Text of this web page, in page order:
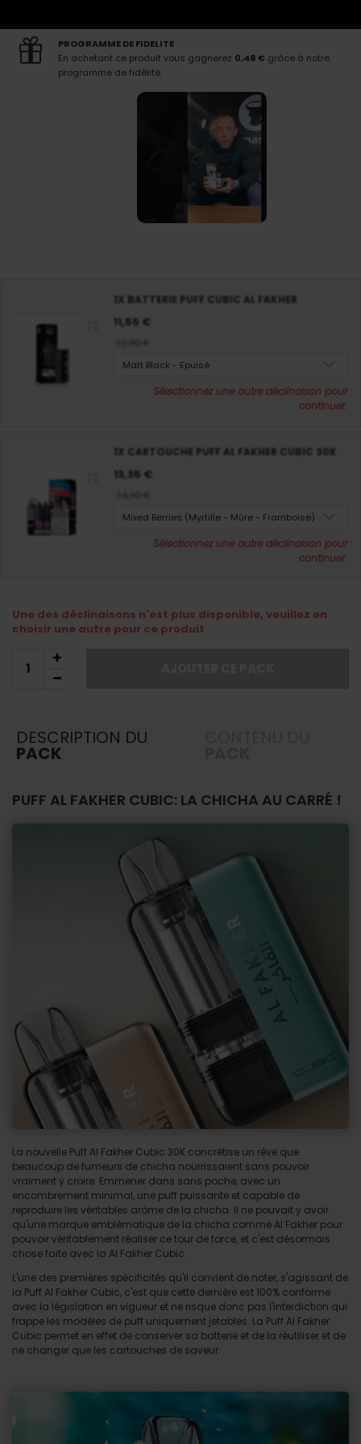
PROGRAMME DE FIDELITE
En achetant ce produit vous gagnerez 0,48 € grâce à notre
programme de fidélité.
1X BATTERIE PUFF CUBIC AL FAKHER
11,55 €
12,90 €
Matt Black - Epuisé
Sélectionnez une autre déclinaison pour
continuer.
1X CARTOUCHE PUFF AL FAKHER CUBIC 30K
13,35 €
14,90 €
Mixed Berries (Myrtille - Mûre - Framboise) - Epuisé
Sélectionnez une autre déclinaison pour
continuer.
Une des déclinaisons n'est plus disponible, veuillez en
choisir une autre pour ce produit
DESCRIPTION DU
PACK
PUFF AL FAKHER CUBIC: LA CHICHA AU CARRÉ !
La nouvelle Puff Al Fakher Cubic 30K concrétise un rêve que
beaucoup de fumeurs de chicha nourrissaient sans pouvoir
vraiment y croire: Emmener dans sans poche, avec un
encombrement minimal, une puff puissante et capable de
reproduire les véritables arôme de la chicha. Il ne pouvait y avoir
qu'une marque emblématique de la chicha comme Al Fakher pour
pouvoir véritablement réaliser ce tour de force, et c'est désormais
chose faite avec la Al Fakher Cubic.
L'une des premières spécificités qu'il convient de noter, s'agissant de
la Puff Al Fakher Cubic, c'est que cette dernière est 100% conforme
avec la législation en vigueur et ne risque donc pas l'interdiction qui
frappe les modèles de puff uniquement jetables. La Puff Al Fakher
Cubic permet en effet de conserver sa batterie et de la réutiliser et de
ne changer que les cartouches de saveur.